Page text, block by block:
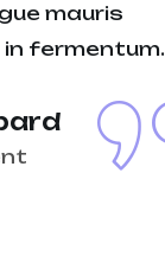
mauris
in fermentum.